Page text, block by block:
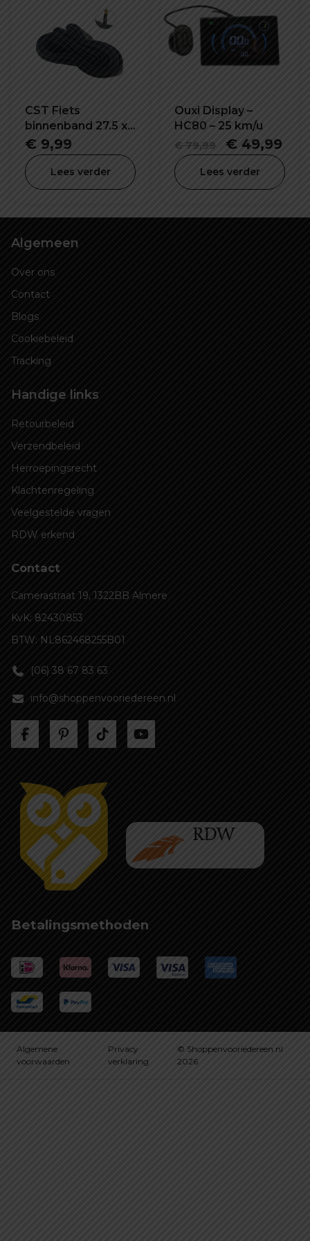
CST Fiets
binnenband 27.5 x
1.95/2.15 inch SV-
32mm
€ 9,99
Lees verder
Ouxi Display –
HC80 – 25 km/u
€79,99
prijs
was:
€ 49,99
is:
Lees verder
Algemeen
Over ons
Contact
Blogs
Cookiebeleid
Tracking
Handige links
Retourbeleid
Verzendbeleid
Herroepingsrecht
Klachtenregeling
Veelgestelde vragen
RDW erkend
Contact
Camerastraat 19, 1322BB Almere
KvK: 82430853
BTW: NL862468255B01
(06) 38 67 83 63
info@shoppenvooriedereen.nl
Betalingsmethoden
Algemene
voorwaarden
Privacy
verklaring
© Shoppenvooriedereen.nl
2026